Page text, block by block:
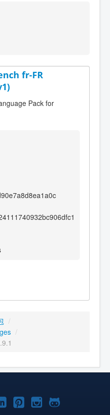
fr-FR
Pack for
/
/
Linkedln
Pinterest
Instagram
GitHub